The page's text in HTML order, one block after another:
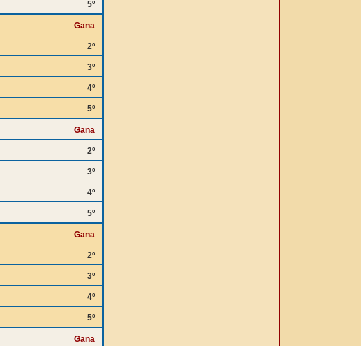
5º
Gana
2º
3º
4º
5º
Gana
2º
3º
4º
5º
Gana
2º
3º
4º
5º
Gana